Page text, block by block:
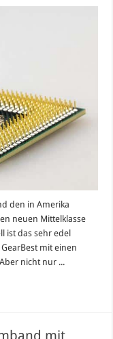
den in Amerika
neuen Mittelklasse
ist das sehr edel
mit einen
nicht nur ...
mit